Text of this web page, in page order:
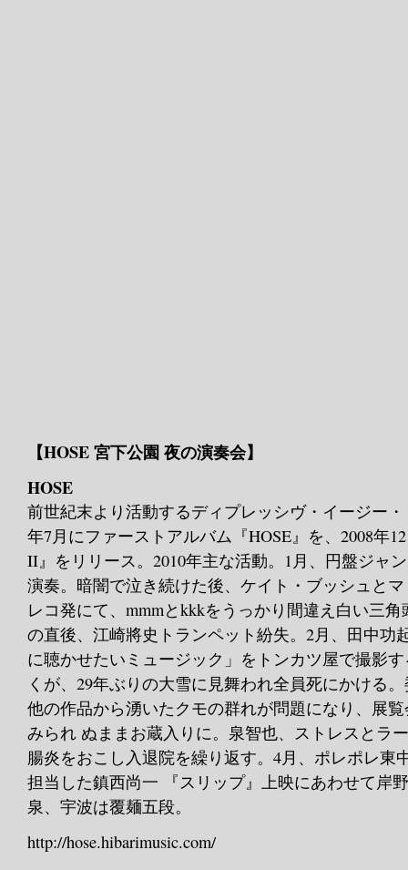
【HOSE 宮下公園 夜の演奏会】
HOSE
前世紀末より活動するディプレッシヴ・イージー
年7月にファーストアルバム『HOSE』を、2008年
II』をリリース。2010年主な活動。1月、円盤ジャ
演奏。暗闇で泣き続けた後、ケイト・ブッシュと
レコ発にて、mmmとkkkをうっかり間違え白い三
の直後、江崎將史トランペット紛失。2月、田中功
に聴かせたいミュージック」をトンカツ屋で撮影
くが、29年ぶりの大雪に見舞われ全員死にかける
他の作品から湧いたクモの群れが問題になり、展
みられ ぬままお蔵入りに。泉智也、ストレスとラ
腸炎をおこし入退院を繰り返す。4月、ポレポレ東
担当した鎮西尚一 『スリップ』上映にあわせて岸
泉、宇波は覆麺五段。
http://hose.hibarimusic.com/